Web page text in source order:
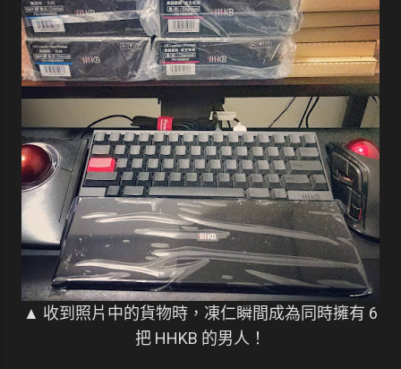
▲ 收到照片中的貨物時，凍仁瞬間成為同時擁有 6
把 HHKB 的男人！